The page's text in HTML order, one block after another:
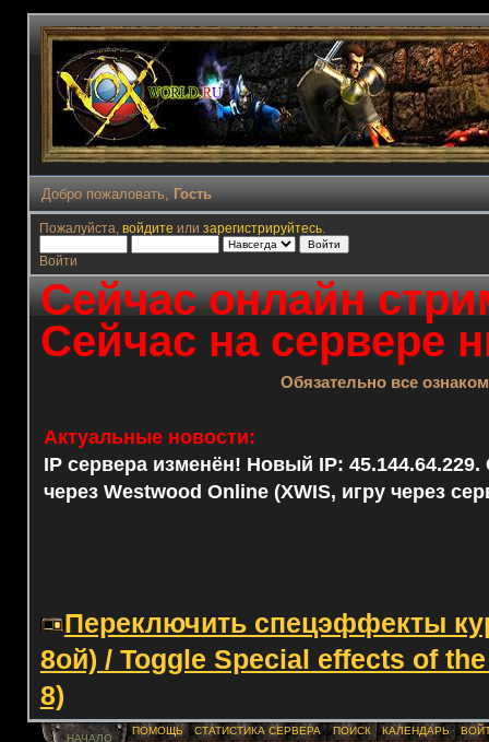
Добро пожаловать, Гость
Пожалуйста, войдите или зарегистрируйтесь.
Войти
Сейчас онлайн
Сейчас на сервере
Обязательно все
Актуальные новости:
IP сервера изменён! Новый IP: 45.144.64.229.
через Westwood Online (XWIS, игру через
Переключить спецэффекты
8ой) / Toggle Special effects of
8)
НАЧАЛО
ПОМОЩЬ СТАТИСТИКА СЕРВЕРА ПОИСК КАЛЕНДАРЬ